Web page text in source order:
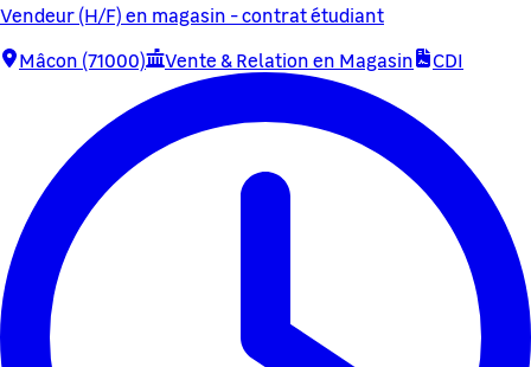
Vendeur (H/F) en magasin - contrat étudiant
Mâcon (71000)
Vente & Relation en Magasin CDI